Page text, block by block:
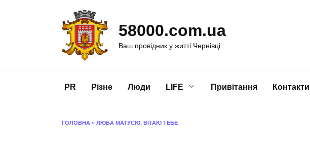
58000.com.ua
Ваш провідник у житті Чернівці
PR Різне Люди LIFE Привітання Контакти
ГОЛОВНА » ЛЮБА МАТУСЮ, ВІТАЮ ТЕБЕ